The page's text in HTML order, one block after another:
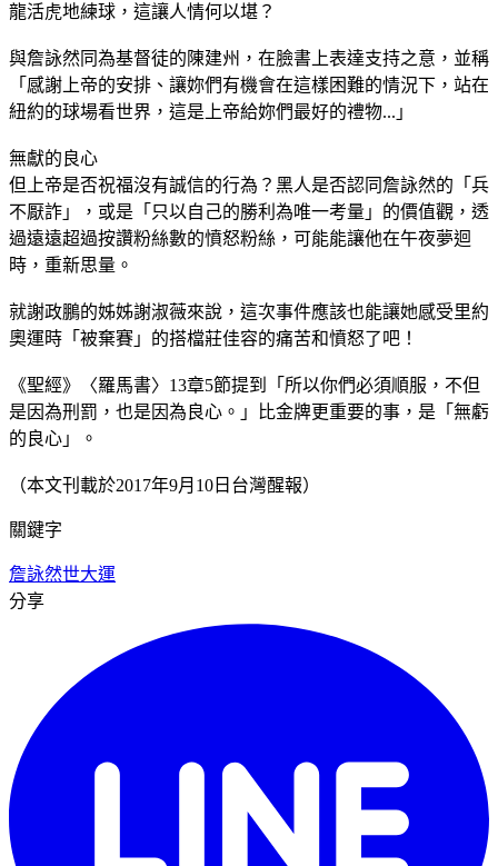
龍活虎地練球，這讓人情何以堪？
與詹詠然同為基督徒的陳建州，在臉書上表達支持之意，並稱
「感謝上帝的安排、讓妳們有機會在這樣困難的情況下，站在
紐約的球場看世界，這是上帝給妳們最好的禮物...」
無獻的良心
但上帝是否祝福沒有誠信的行為？黑人是否認同詹詠然的「兵
不厭詐」，或是「只以自己的勝利為唯一考量」的價值觀，透
過遠遠超過按讚粉絲數的憤怒粉絲，可能能讓他在午夜夢迴
時，重新思量。
就謝政鵬的姊姊謝淑薇來說，這次事件應該也能讓她感受里約
奧運時「被棄賽」的搭檔莊佳容的痛苦和憤怒了吧！
《聖經》〈羅馬書〉13章5節提到「所以你們必須順服，不但
是因為刑罰，也是因為良心。」比金牌更重要的事，是「無虧
的良心」。
（本文刊載於2017年9月10日台灣醒報）
關鍵字
詹詠然世大運
分享